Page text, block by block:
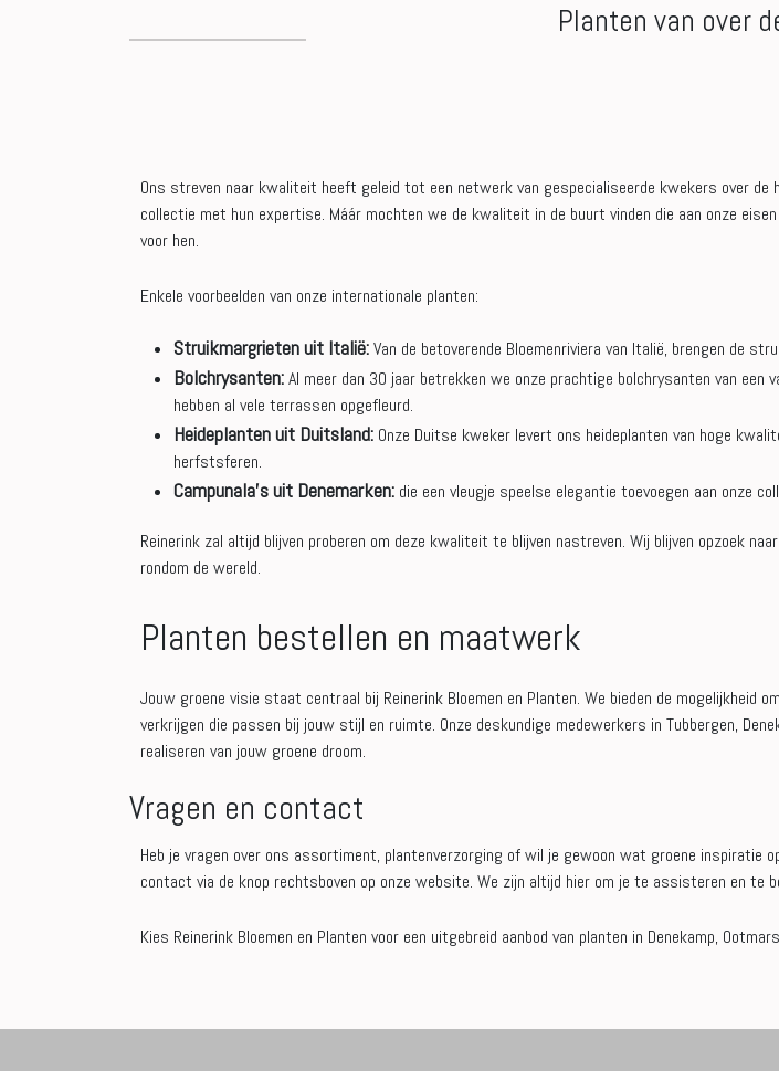
Planten van over
Ons streven naar kwaliteit heeft geleid tot een netwerk van gespecialiseerde kwekers over
collectie met hun expertise. Máár mochten we de kwaliteit in de buurt vinden die aan onze
voor hen.
Enkele voorbeelden van onze internationale planten:
Struikmargrieten uit Italië:Van de betoverende Bloemenriviera van Italië, brengen de
Bolchrysanten:Al meer dan 30 jaar betrekken we onze prachtige bolchrysanten van een
hebben al vele terrassen opgefleurd.
Heideplanten uit Duitsland: Onze Duitse kweker levert ons heideplanten van hoge
herfstsferen.
Campunala’s uit Denemarken: die een vleugje speelse elegantie toevoegen aan onze
Reinerink zal altijd blijven proberen om deze kwaliteit te blijven nastreven. Wij blijven opzoek
rondom de wereld.
Planten bestellen en maatwerk
Jouw groene visie staat centraal bij Reinerink Bloemen en Planten. We bieden de
verkrijgen die passen bij jouw stijl en ruimte. Onze deskundige medewerkers in Tubbergen,
realiseren van jouw groene droom.
Vragen en contact
Heb je vragen over ons assortiment, plantenverzorging of wil je gewoon wat groene inspiratie
contact via de knop rechtsboven op onze website. We zijn altijd hier om je te assisteren en te
Kies Reinerink Bloemen en Planten voor een uitgebreid aanbod van planten in Denekamp,